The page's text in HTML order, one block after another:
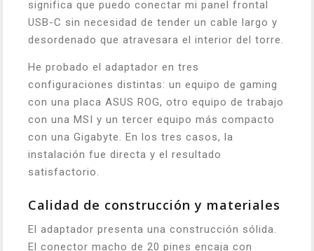
significa que puedo conectar mi panel frontal
USB-C sin necesidad de tender un cable largo y
desordenado que atravesara el interior del torre.
He probado el adaptador en tres
configuraciones distintas: un equipo de gaming
con una placa ASUS ROG, otro equipo de trabajo
con una MSI y un tercer equipo más compacto
con una Gigabyte. En los tres casos, la
instalación fue directa y el resultado
satisfactorio.
Calidad de construcción y materiales
El adaptador presenta una construcción sólida.
El conector macho de 20 pines encaja con